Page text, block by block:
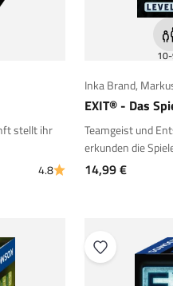
stellt ihr
4.8
Inka Brand,
EXIT® - Das
Teamgeist und
erkunden die
Angebot
14,99 €